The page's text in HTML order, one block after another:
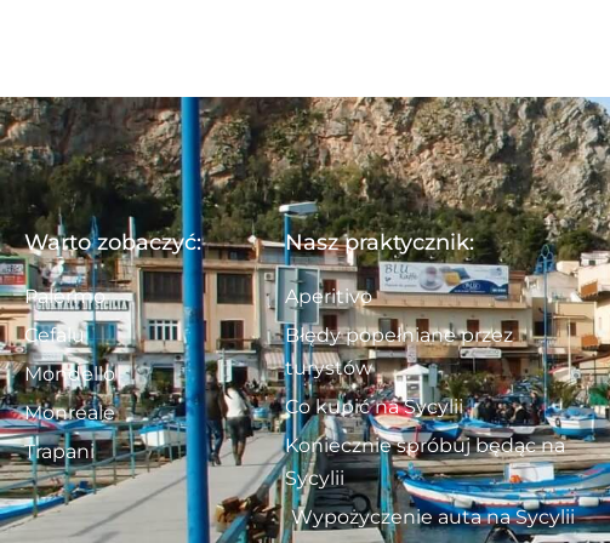
Warto zobaczyć:
Palermo
Cefalu
Mondello
Monreale
Trapani
Nasz praktycznik:
Aperitivo
Błędy popełniane przez
turystów
Co kupić na Sycylii
Koniecznie spróbuj będąc na
Sycylii
Wypożyczenie auta na Sycylii